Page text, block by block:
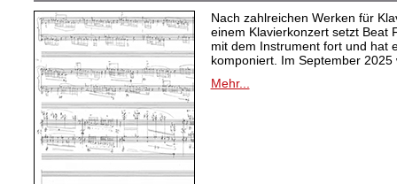
Nach zahlreichen Werken für
einem Klavierkonzert setzt Beat
mit dem Instrument fort und hat
komponiert. Im September
Mehr...